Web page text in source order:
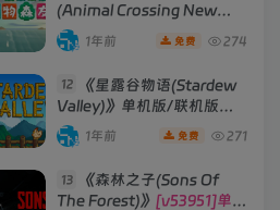
(Animal Crossing New
Horizons)》
版 整合全部DLC
1年前 免费 274
12
《星露谷物语(Stardew
Valley)》单机版/联机版
[v1.6.15]
1年前 免费 271
13
《森林之子(Sons Of
The Forest)》 [v53951]单机